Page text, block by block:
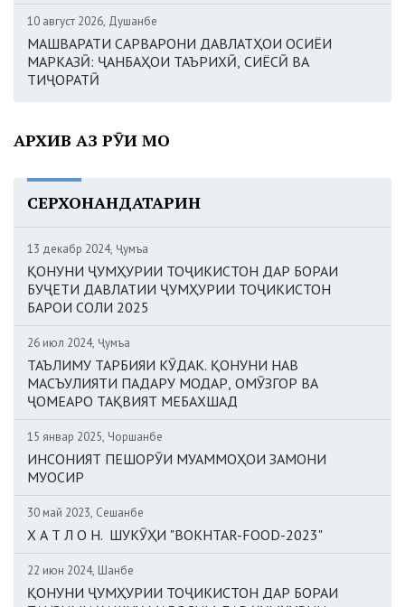
10 август 2026, Душанбе
МАШВАРАТИ САРВАРОНИ ДАВЛАТҲОИ ОСИЁИ
МАРКАЗӢ: ҶАНБАҲОИ ТАЪРИХӢ, СИЁСӢ ВА
ТИҶОРАТӢ
АРХИВ АЗ РӮИ МОҲ
СЕРХОНАНДАТАРИН
13 декабр 2024, Ҷумъа
ҚОНУНИ ҶУМҲУРИИ ТОҶИКИСТОН ДАР БОРАИ
БУҶЕТИ ДАВЛАТИИ ҶУМҲУРИИ ТОҶИКИСТОН
БАРОИ СОЛИ 2025
26 июл 2024, Ҷумъа
ТАЪЛИМУ ТАРБИЯИ КӮДАК. ҚОНУНИ НАВ
МАСЪУЛИЯТИ ПАДАРУ МОДАР, ОМӮЗГОР ВА
ҶОМЕАРО ТАҚВИЯТ МЕБАХШАД
15 январ 2025, Чоршанбе
ИНСОНИЯТ ПЕШОРӮИ МУАММОҲОИ ЗАМОНИ
МУОСИР
30 май 2023, Сешанбе
Х А Т Л О Н. ШУКӮҲИ "BOKHTAR-FOOD-2023"
22 июн 2024, Шанбе
ҚОНУНИ ҶУМҲУРИИ ТОҶИКИСТОН ДАР БОРАИ